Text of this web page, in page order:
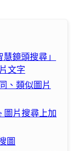
鏡頭搜尋」
文字
、類似圖片
圖片搜尋上加
圖